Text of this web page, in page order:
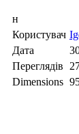
н
Користувач
Дата
Переглядів
Dimensions